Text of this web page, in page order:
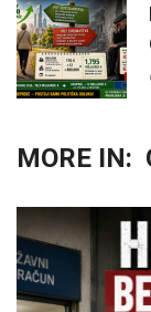
MORE IN: